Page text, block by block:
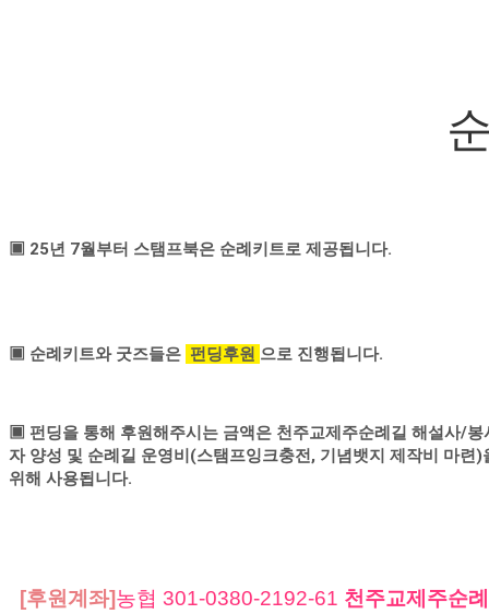
▣ 25년 7월부터 스탬프북은 순례키트로 제공됩니다.
▣ 순례키트와 굿즈들은 펀딩후원 으로 진행됩니다.
▣ 펀딩을 통해 후원해주시는 금액은 천주교제주순례길 해설사/봉
자 양성 및 순례길 운영비(스탬프잉크충전, 기념뱃지 제작비 마련)
위해 사용됩니다.
[후원계좌]농협 301-0380-2192-61 천주교제주순례